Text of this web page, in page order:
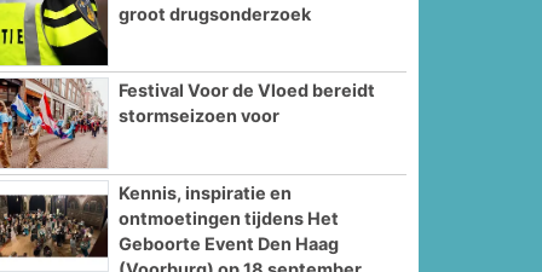
groot drugsonderzoek
Festival Voor de Vloed bereidt
stormseizoen voor
Kennis, inspiratie en
ontmoetingen tijdens Het
Geboorte Event Den Haag